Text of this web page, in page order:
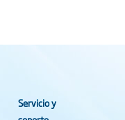
Servicio y